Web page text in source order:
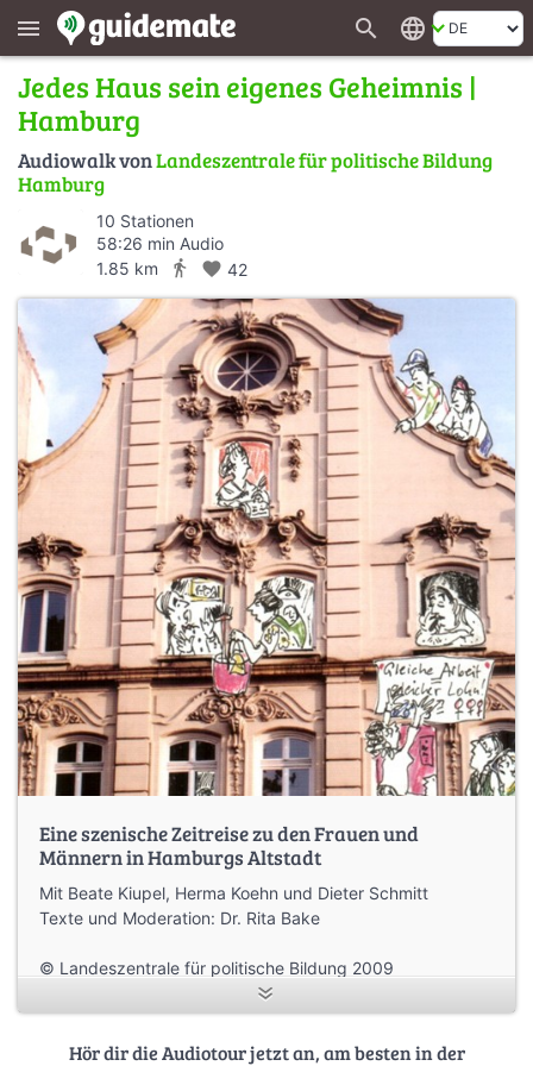
menu search language
Jedes Haus sein eigenes Geheimnis |
Hamburg
Audiowalk vonLandeszentrale für politische Bildung
Hamburg
10 Stationen
58:26 min Audio
1.85 km
directions_walk favorite 42
Eine szenische Zeitreise zu den Frauen und
Männern in Hamburgs Altstadt
Mit Beate Kiupel, Herma Koehn und Dieter Schmitt
Texte und Moderation: Dr. Rita Bake
© Landeszentrale für politische Bildung 2009
Texte und Redaktion: Dr. Rita Bake
Titelzeichnung: Birgit Kiupel
Hör dir die Audiotour jetzt an, am besten in der